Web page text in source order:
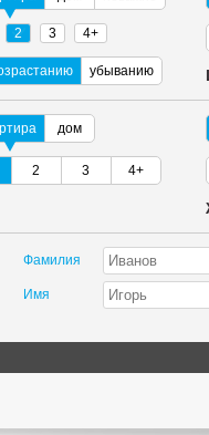
2 3 4+
убыванию
дом
2 3 4+
Фамилия
Имя